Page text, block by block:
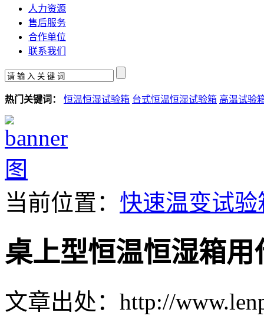
人力资源
售后服务
合作单位
联系我们
热门关键词： 恒温恒湿试验箱 台式恒温恒湿试验箱 高温试验
当前位置： 快速温变试验
桌上型恒温恒湿箱用
文章出处：http://